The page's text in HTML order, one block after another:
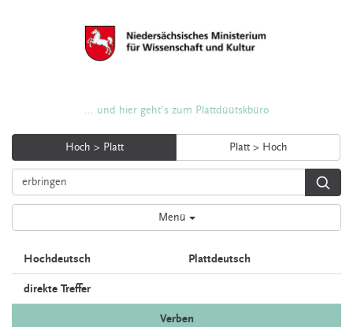
... und hier geht's zum Plattdüütskbüro
Hoch > Platt Platt > Hoch
Menü
Hochdeutsch Plattdeutsch
direkte Treffer
Verben